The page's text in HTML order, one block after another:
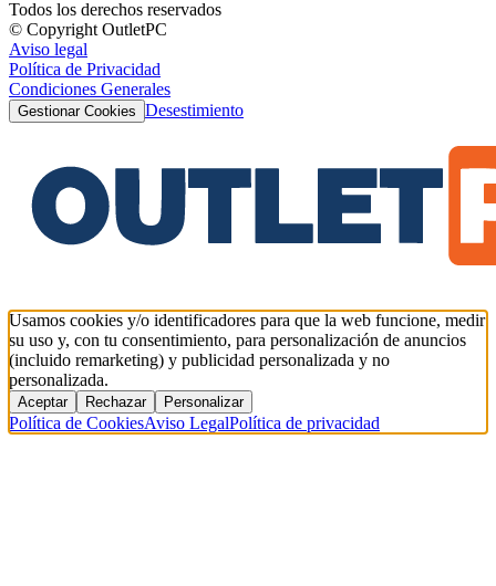
Todos los derechos reservados
© Copyright OutletPC
Aviso legal
Política de Privacidad
Condiciones Generales
Gestionar Cookies Desestimiento
Usamos cookies y/o identificadores para que la web funcione, medir
su uso y, con tu consentimiento, para personalización de anuncios
(incluido remarketing) y publicidad personalizada y no
personalizada.
Aceptar Rechazar Personalizar
Política de CookiesAviso LegalPolítica de privacidad